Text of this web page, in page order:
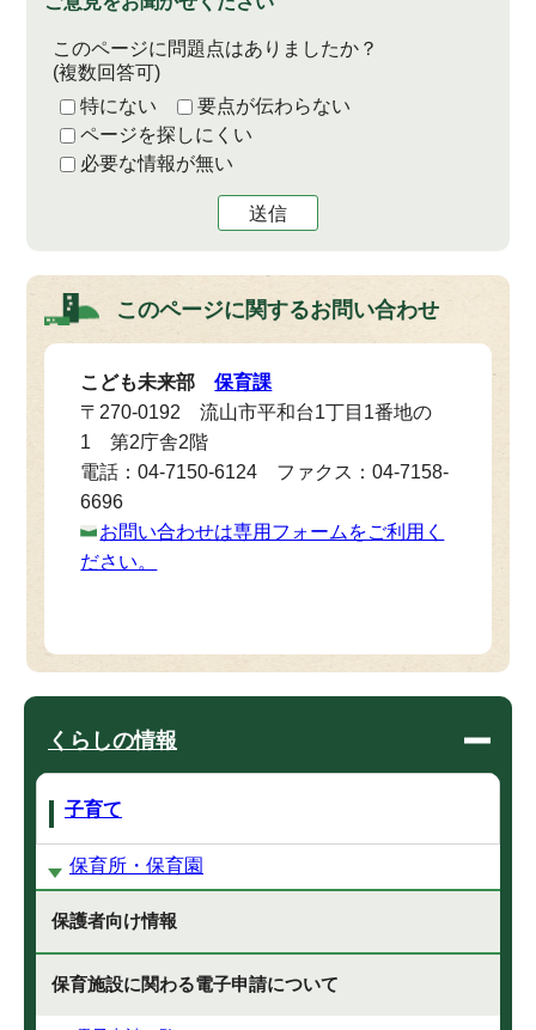
このページに問題点はありましたか？
(複数回答可)
特にない
要点が伝わらない
ページを探しにくい
必要な情報が無い
送信
このページに関するお問い合わせ
こども未来部保育課
〒270-0192 流山市平和台1丁目1番地の
1 第2庁舎2階
電話：04-7150-6124 ファクス：04-7158-
6696
お問い合わせは専用フォームをご利用く
ださい。
くらしの情報
子育て
保育所・保育園
保護者向け情報
保育施設に関わる電子申請について